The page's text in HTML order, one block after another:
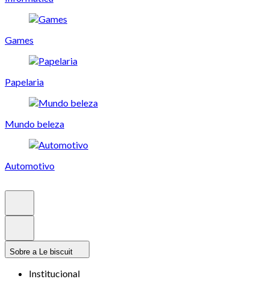
Games
Papelaria
Mundo beleza
Automotivo
Sobre a Le biscuit
Institucional